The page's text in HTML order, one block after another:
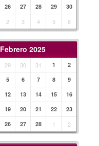
26 27 28 29
30
2 3 4 5 6
Febrero 2025
29 30 31 1
2
5 6 7 8
9
12 13 14 15
16
19 20 21 22
23
26 27 28 1 2